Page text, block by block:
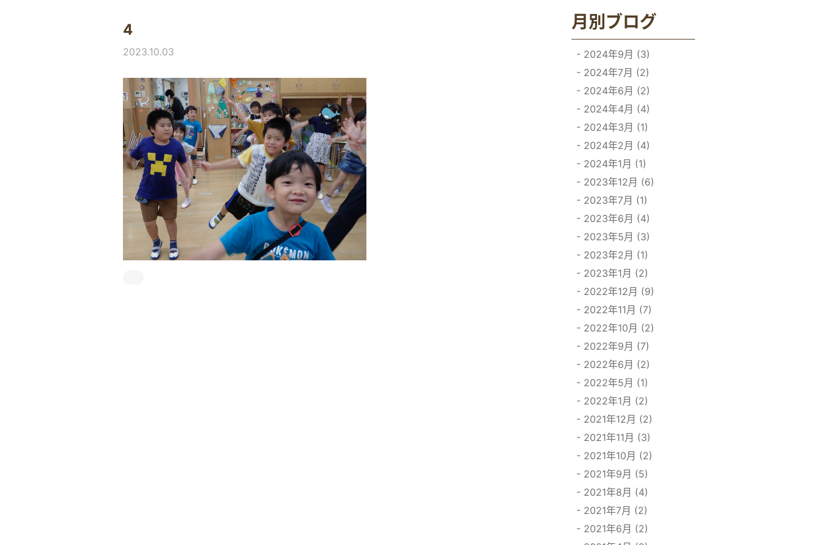
4
2023.10.03
月別ブログ
2024年9月 (3)
2024年7月 (2)
2024年6月 (2)
2024年4月 (4)
2024年3月 (1)
2024年2月 (4)
2024年1月 (1)
2023年12月 (6)
2023年7月 (1)
2023年6月 (4)
2023年5月 (3)
2023年2月 (1)
2023年1月 (2)
2022年12月 (9)
2022年11月 (7)
2022年10月 (2)
2022年9月 (7)
2022年6月 (2)
2022年5月 (1)
2022年1月 (2)
2021年12月 (2)
2021年11月 (3)
2021年10月 (2)
2021年9月 (5)
2021年8月 (4)
2021年7月 (2)
2021年6月 (2)